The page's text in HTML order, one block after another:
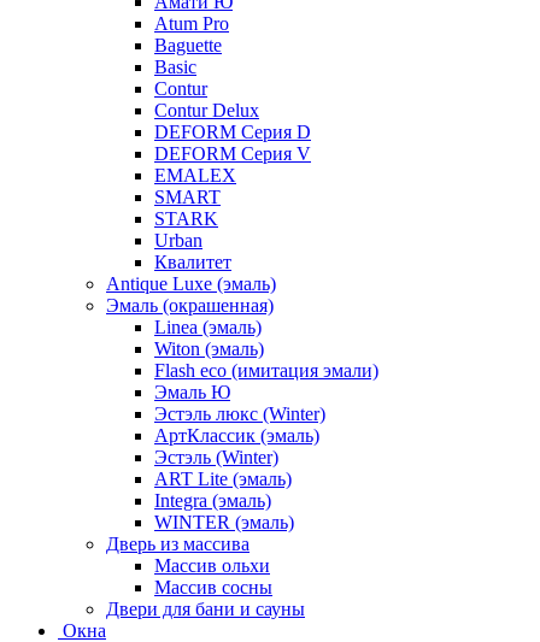
Atum Pro
Baguette
Basic
Contur
Contur Delux
DEFORM Серия D
DEFORM Серия V
EMALEX
SMART
STARK
Urban
Квалитет
Antique Luxe (эмаль)
Эмаль (окрашенная)
Linea (эмаль)
Witon (эмаль)
Flash eco (имитация эмали)
Эмаль Ю
Эстэль люкс (Winter)
АртКлассик (эмаль)
Эстэль (Winter)
ART Lite (эмаль)
Integra (эмаль)
WINTER (эмаль)
Дверь из массива
Массив ольхи
Массив сосны
Двери для бани и сауны
Окна